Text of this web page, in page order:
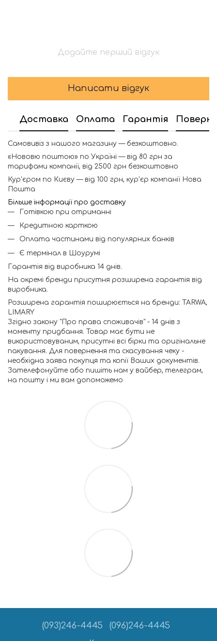
Додайте перший відгук
Написати відгук
Доставка Оплата Гарантія
Самовивіз з нашого магазину — безкоштовно.
«Нововю поштою» по Україні — від 80 грн за
тарифами компанії, від 2500 грн безкоштовно
Кур'єром по Києву — від 100 грн, кур'єр компанії Нова
Пошта
Більше інформації про доставку
Готівкою при отриманні
Кредитною карткою
Оплата частинами від популярних банків
Є термінал в Шоурумі
Гарантія від виробника 14 днів.
На окремі бренди присутня розширена гарантія від
виробника.
Розширена гарантія поширюється на бренди: TARWA,
LIMARY
Згідно закону "Про права споживачів" - 14 днів з
моменту придбання. Товар має бути не
використовуваним, присутні всі бірки та оригінальне
пакування. Для повернення та скасування чеку -
необхідна заява покупця та копії Ваших документів.
Зателефонуйте або пишіть нам у вайбер, телеграм,
на пошту і ми вам допоможемо
(093)246-4445 (096)246-4445